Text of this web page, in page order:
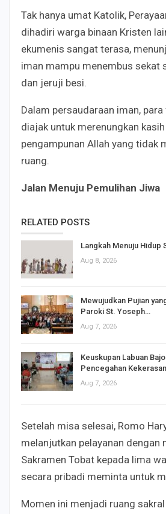
Tak hanya umat Katolik,
dihadiri warga binaan Kristen
ekumenis sangat terasa,
iman mampu menembus sekat
dan jeruji besi.
Dalam persaudaraan iman,
diajak untuk merenungkan
pengampunan Allah yang tidak
ruang.
Jalan Menuju Pemulihan Jiwa
RELATED POSTS
Langkah Menuju Hidup
Aug 8, 2026
Mewujudkan Pujian
Paroki St. Yoseph…
Aug 7, 2026
Keuskupan Labuan
Pencegahan
Aug 7, 2026
Setelah misa selesai, Romo
melanjutkan pelayanan dengan
Sakramen Tobat kepada lima
secara pribadi meminta untuk
Momen ini menjadi ruang